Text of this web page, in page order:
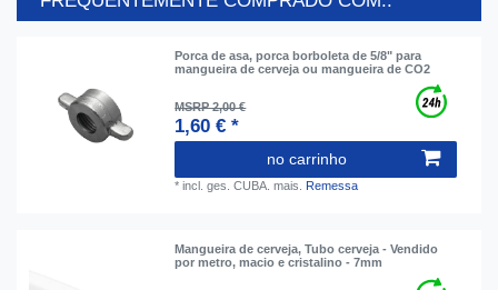
Porca de asa, porca borboleta de 5/8" para
mangueira de cerveja ou mangueira de CO2
MSRP 2,00 €
1,60 € *
no carrinho
*incl. ges. CUBA. mais. Remessa
Mangueira de cerveja, Tubo cerveja - Vendido
por metro, macio e cristalino - 7mm